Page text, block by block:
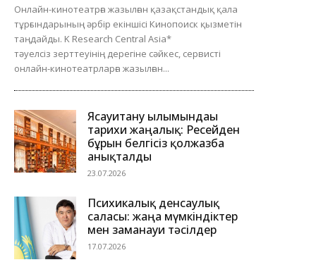
Онлайн-кинотеатрға жазылған қазақстандық қала
тұрғындарының әрбір екіншісі Кинопоиск қызметін
таңдайды. K Research Central Asia*
тәуелсіз зерттеуінің дерегіне сәйкес, сервисті
онлайн-кинотеатрларға жазылған...
Ясауитану ғылымындағы
тарихи жаңалық: Ресейден
бұрын белгісіз қолжазба
анықталды
23.07.2026
Психикалық денсаулық
саласы: жаңа мүмкіндіктер
мен заманауи тәсілдер
17.07.2026